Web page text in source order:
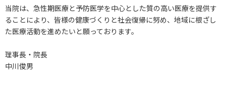
当院は、急性期医療と予防医学を中心とした質の高い医療を提供す
ることにより、皆様の健康づくりと社会復帰に努め、地域に根ざし
た医療活動を進めたいと願っております。
理事長・院長
中川俊男